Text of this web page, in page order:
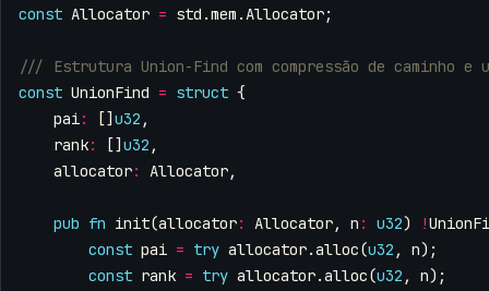
const Allocator = std .mem .Allocator;
const UnionFind = struct {
pai: [] u32 ,
rank: [] u32 ,
allocator: Allocator,
pub fn init(allocator: Allocator, n : u32) !
const pai = try allocator.alloc(u32 , n);
const rank = try allocator.alloc(u32 , n);